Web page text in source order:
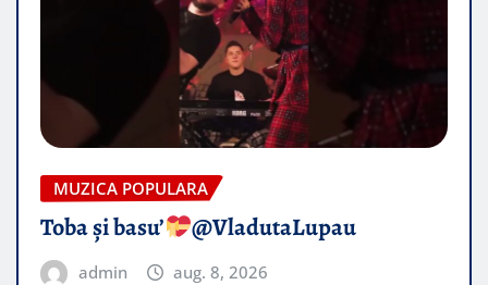
MUZICA POPULARA
Toba și basu’ @VladutaLupau
admin aug. 8, 2026